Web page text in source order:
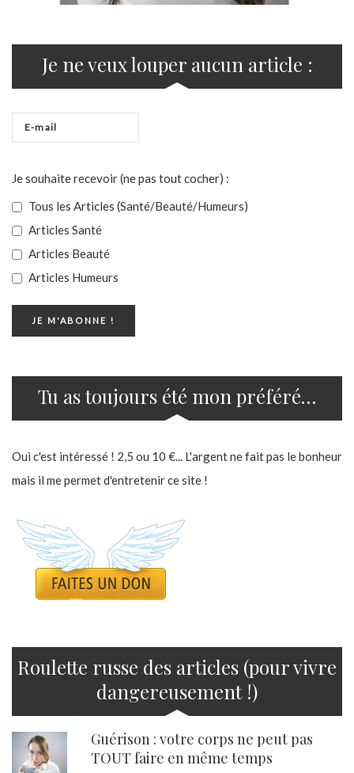
Je ne veux louper aucun article :
Je souhaite recevoir (ne pas tout cocher) :
Tous les Articles (Santé/Beauté/Humeurs)
Articles Santé
Articles Beauté
Articles Humeurs
Tu as toujours été mon préféré…
Oui c'est intéressé ! 2,5 ou 10 €... L'argent ne fait pas le bonheur
mais il me permet d'entretenir ce site !
Roulette russe des articles (pour vivre
dangereusement !)
Guérison : votre corps ne peut pas
TOUT faire en même temps